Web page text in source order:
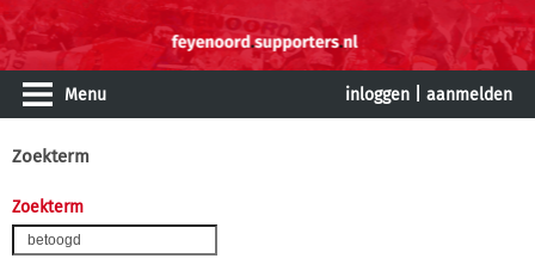
Menu inloggen aanmelden
Zoekterm
Zoekterm